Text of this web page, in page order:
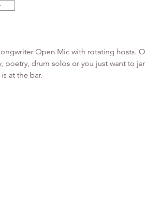
Open Mic with rotating hosts.
poetry, drum solos or you just want to
at the bar.